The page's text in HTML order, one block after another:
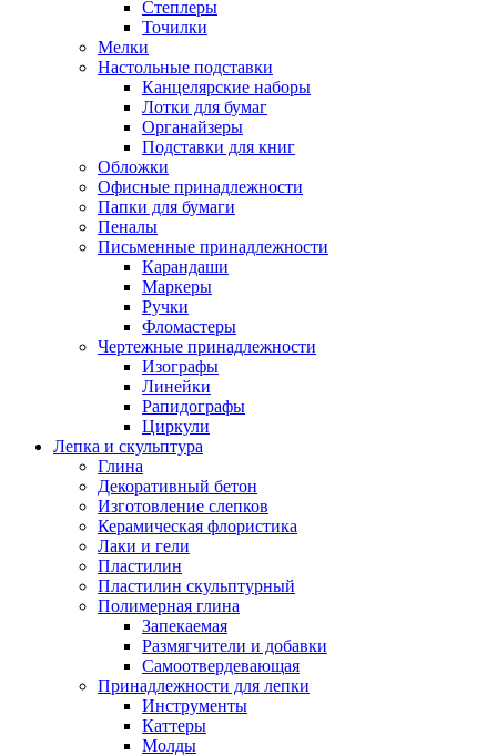
Степлеры
Точилки
Мелки
Настольные подставки
Канцелярские наборы
Лотки для бумаг
Органайзеры
Подставки для книг
Обложки
Офисные принадлежности
Папки для бумаги
Пеналы
Письменные принадлежности
Карандаши
Маркеры
Ручки
Фломастеры
Чертежные принадлежности
Изографы
Линейки
Рапидографы
Циркули
Лепка и скульптура
Глина
Декоративный бетон
Изготовление слепков
Керамическая флористика
Лаки и гели
Пластилин
Пластилин скульптурный
Полимерная глина
Запекаемая
Размягчители и добавки
Самоотвердевающая
Принадлежности для лепки
Инструменты
Каттеры
Молды